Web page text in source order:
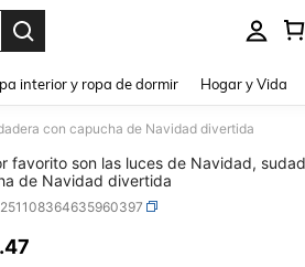
interior y ropa de dormir Hogar y Vida
con capucha de Navidad divertida
favorito son las luces de Navidad,
de Navidad divertida
AND
.47